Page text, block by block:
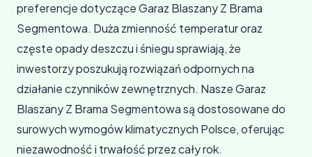
preferencje dotyczące Garaz Blaszany Z Brama
Segmentowa. Duża zmienność temperatur oraz
częste opady deszczu i śniegu sprawiają, że
inwestorzy poszukują rozwiązań odpornych na
działanie czynników zewnętrznych. Nasze Garaz
Blaszany Z Brama Segmentowa są dostosowane do
surowych wymogów klimatycznych Polsce, oferując
niezawodność i trwałość przez cały rok.